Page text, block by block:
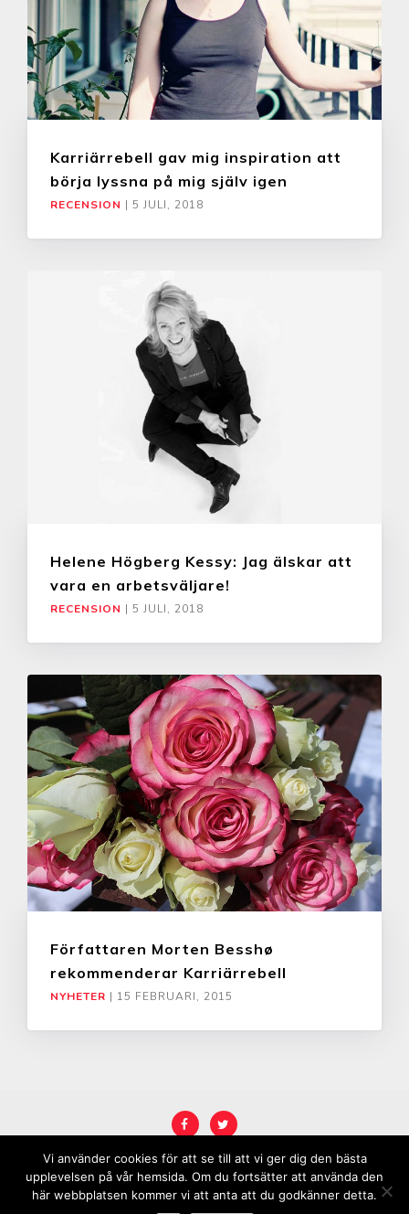
Karriärrebell gav mig inspiration att
börja lyssna på mig själv igen
RECENSION | 5 JULI, 2018
Helene Högberg Kessy: Jag älskar att
vara en arbetsväljare!
RECENSION | 5 JULI, 2018
Författaren Morten Besshø
rekommenderar Karriärrebell
NYHETER | 15 FEBRUARI, 2015
COPYRIGHT © 2026 KARRIÄRREBELL.
MARINATE BY METRICTHEMES. POWERED BY
Vi använder cookies för att se till att vi ger dig den bästa
upplevelsen på vår hemsida. Om du fortsätter att använda den
här webbplatsen kommer vi att anta att du godkänner detta.